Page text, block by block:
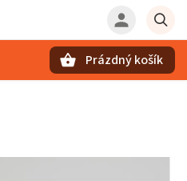
Prázdný košík